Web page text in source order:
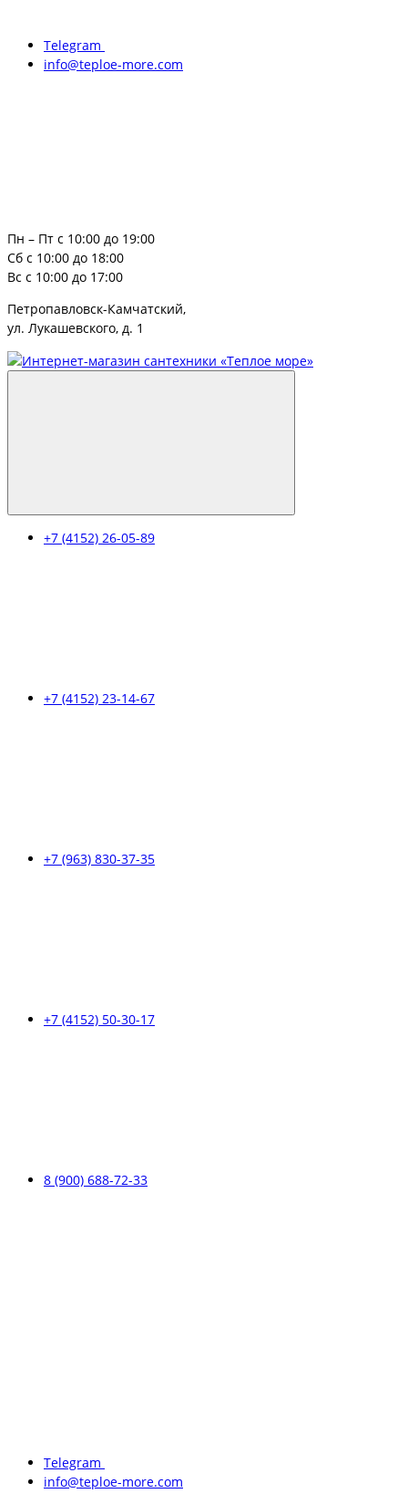
Telegram
info@teploe-more.com
Пн – Пт с 10:00 до 19:00
Сб с 10:00 до 18:00
Вс с 10:00 до 17:00
Петропавловск-Камчатский,
ул. Лукашевского, д. 1
+7 (4152) 26-05-89
+7 (4152) 23-14-67
+7 (963) 830-37-35
+7 (4152) 50-30-17
8 (900) 688-72-33
Telegram
info@teploe-more.com